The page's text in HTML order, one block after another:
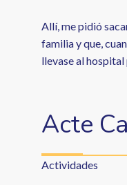
Allí, me pidió
familia y que,
llevase al hospital
Acte
Actividades